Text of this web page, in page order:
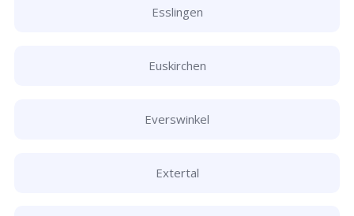
Esslingen
Euskirchen
Everswinkel
Extertal